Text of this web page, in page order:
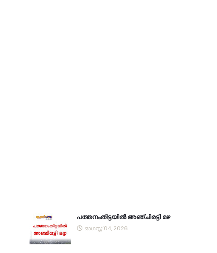
പത്തനംതിട്ടയിൽ അഞ്ചിരട്ടി മഴ
ഓഗസ്റ്റ് 04, 2026